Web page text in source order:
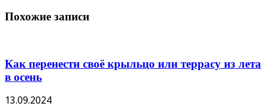
Похожие записи
Как перенести своё крыльцо или террасу из лета
в осень
13.09.2024